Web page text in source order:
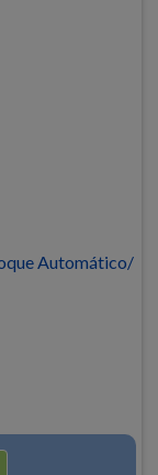
Automático/